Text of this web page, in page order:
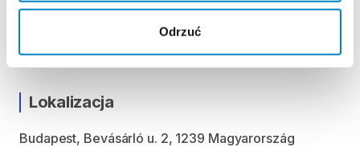
Odrzuć
Péntek 09:00 - 19:00
Vasárnap 9:00 - 18:00
Lokalizacja
Budapest, Bevásárló u. 2, 1239 Magyarország